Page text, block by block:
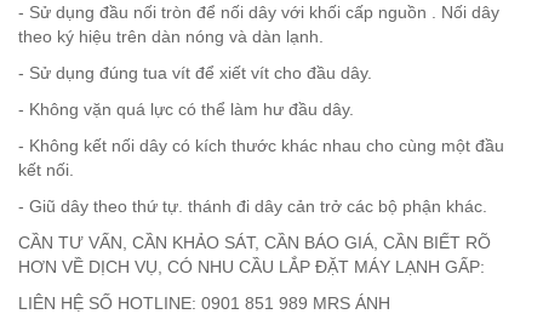
- Sử dụng đầu nối tròn để nối dây với khối cấp nguồn . Nối dây
theo ký hiệu trên dàn nóng và dàn lạnh.
- Sử dụng đúng tua vít để xiết vít cho đầu dây.
- Không vặn quá lực có thể làm hư đầu dây.
- Không kết nối dây có kích thước khác nhau cho cùng một đầu
kết nối.
- Giũ dây theo thứ tự. thánh đi dây cản trở các bộ phận khác.
CẦN TƯ VẤN, CẦN KHẢO SÁT, CẦN BÁO GIÁ, CẦN BIẾT RÕ
HƠN VỀ DỊCH VỤ, CÓ NHU CẦU LẮP ĐẶT MÁY LẠNH GẤP:
LIÊN HỆ SỐ HOTLINE: 0901 851 989 MRS ÁNH